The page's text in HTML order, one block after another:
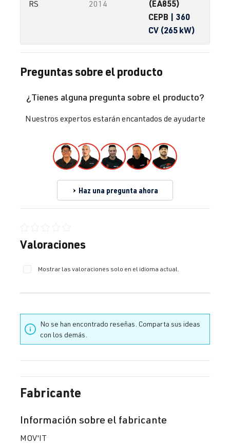
RS 2014
(EA855)
CEPB | 360
CV (265 kW)
Preguntas sobre el producto
¿Tienes alguna pregunta sobre el producto?
Nuestros expertos estarán encantados de ayudarte
Haz una pregunta ahora
Calificación promedio de 0 de 5 estrellas
Valoraciones
Mostrar las valoraciones solo en el idioma actual.
No se han encontrado reseñas. Comparta sus ideas
con los demás.
Fabricante
Información sobre el fabricante
MOV'IT